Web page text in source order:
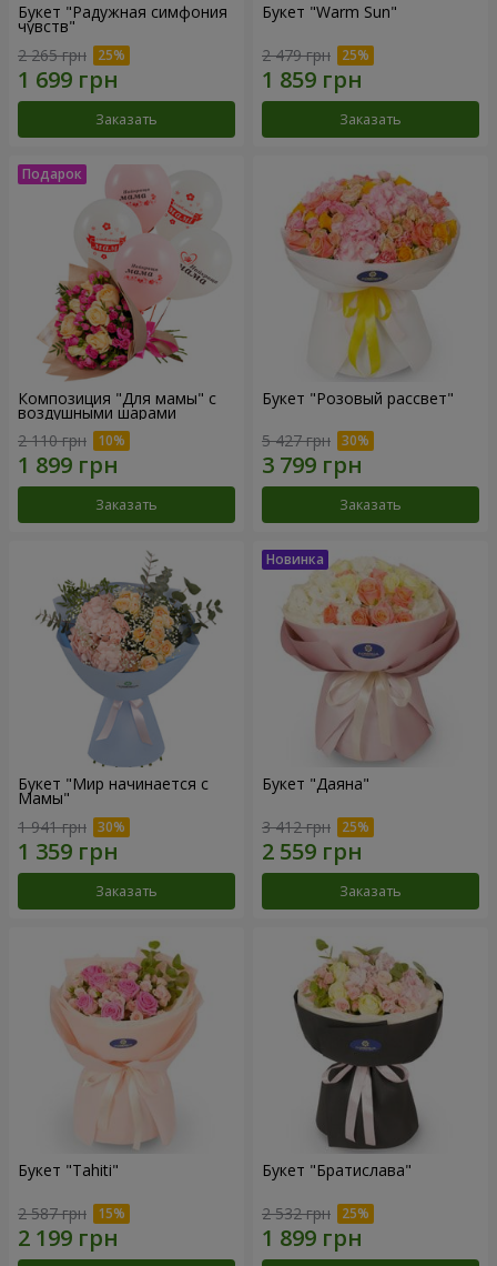
Букет "Радужная симфония
чувств"
2 265 грн
Заказать
Букет "Warm Sun"
2 479 грн
Заказать
Композиция "Для мамы" с
воздушными шарами
2 110 грн
Заказать
Букет "Розовый рассвет"
5 427 грн
Заказать
Букет "Мир начинается с
Мамы"
1 941 грн
Заказать
Букет "Даяна"
3 412 грн
Заказать
Букет "Tahiti"
2 587 грн
Букет "Братислава"
2 532 грн